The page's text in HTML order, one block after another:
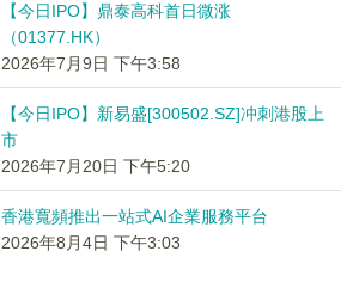
【今日IPO】鼎泰高科首日微涨
（01377.HK）
2026年7月9日 下午3:58
【今日IPO】新易盛[300502.SZ]冲刺港股上
市
2026年7月20日 下午5:20
香港寬頻推出一站式AI企業服務平台
2026年8月4日 下午3:03